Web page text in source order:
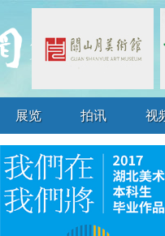
展览 拍讯 视